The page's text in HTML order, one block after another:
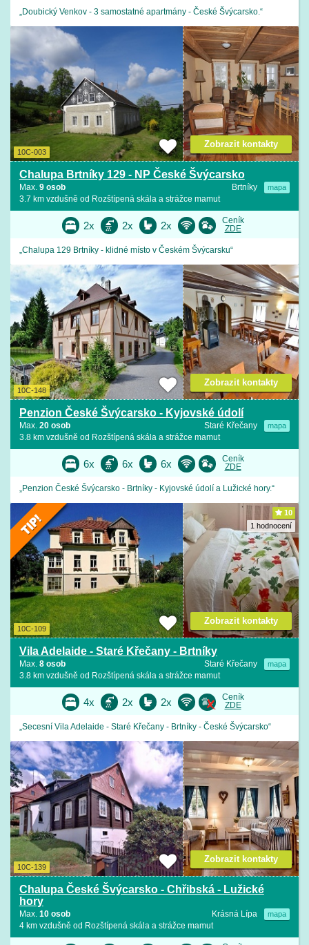
„Doubický Venkov - 3 samostatné apartmány - České Švýcarsko.“
10C-003
Chalupa Brtníky 129 - NP České Švýcarsko
Brtníky mapa
Max. 9 osob
3.7 km vzdušně od Rozštípená skála a strážce mamut
Zobrazit kontakty
2x 2x 2x
Ceník
ZDE
„Chalupa 129 Brtníky - klidné místo v Českém Švýcarsku“
10C-148
Penzion České Švýcarsko - Kyjovské údolí
Staré Křečany mapa
Max. 20 osob
3.8 km vzdušně od Rozštípená skála a strážce mamut
Zobrazit kontakty
6x 6x 6x
Ceník
ZDE
„Penzion České Švýcarsko - Brtníky - Kyjovské údolí a Lužické hory.“
10
1 hodnocení
10C-109
Vila Adelaide - Staré Křečany - Brtníky
Staré Křečany mapa
Max. 8 osob
3.8 km vzdušně od Rozštípená skála a strážce mamut
Zobrazit kontakty
4x 2x 2x
Ceník
ZDE
„Secesní Vila Adelaide - Staré Křečany - Brtníky - České Švýcarsko“
10C-139
Chalupa České Švýcarsko - Chřibská - Lužické
hory
Krásná Lípa mapa
Max. 10 osob
4 km vzdušně od Rozštípená skála a strážce mamut
Zobrazit kontakty